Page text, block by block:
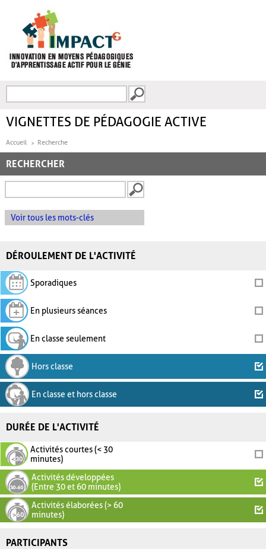
FORMULAIRE DE
VIGNETTES DE PÉDAGOGIE ACTIVE
Accueil Recherche
RECHERCHER
Voir tous les mots-clés
DÉROULEMENT DE L'ACTIVITÉ
Sporadiques
En plusieurs séances
En classe seulement
Hors classe
En classe et hors classe
DURÉE DE L'ACTIVITÉ
Activités courtes (< 30
minutes)
Activités développées
(Entre 30 et 60 minutes)
Activités élaborées (> 60
minutes)
PARTICIPANTS